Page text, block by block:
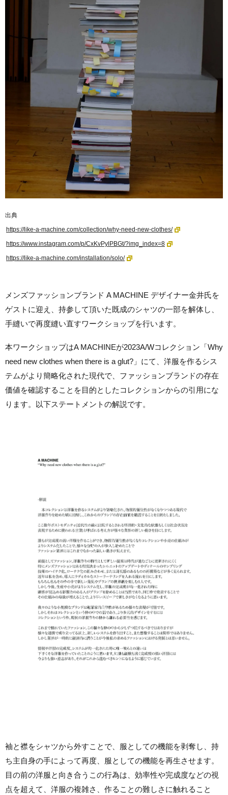
出典
https://like-a-machine.com/collection/why-need-new-clothes/
https://www.instagram.com/p/CxKvPylPBGt/?img_index=8
https://like-a-machine.com/installation/solo/
メンズファッションブランド A MACHINE デザイナー金井氏を
ゲストに迎え、持参して頂いた既成のシャツの一部を解体し、
手縫いで再度縫い直すワークショップを行います。
本ワークショップはA MACHINEが2023A/Wコレクション「Why
need new clothes when there is a glut?」にて、洋服を作るシス
テムがより簡略化された現代で、ファッションブランドの存在
価値を確認することを目的としたコレクションからの引用にな
ります。以下ステートメントの解説です。
袖と襟をシャツから外すことで、服としての機能を剥奪し、持
ち主自身の手によって再度、服としての機能を再生させます。
目の前の洋服と向き合うこの行為は、効率性や完成度などの視
点を超えて、洋服の複雑さ、作ることの難しさに触れること